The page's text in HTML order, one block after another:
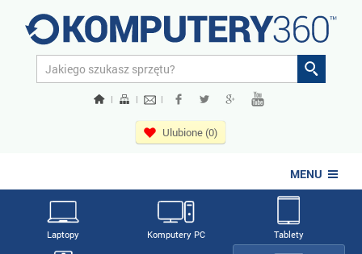
| | |
Ulubione (0)
MENU
Laptopy Komputery PC Tablety